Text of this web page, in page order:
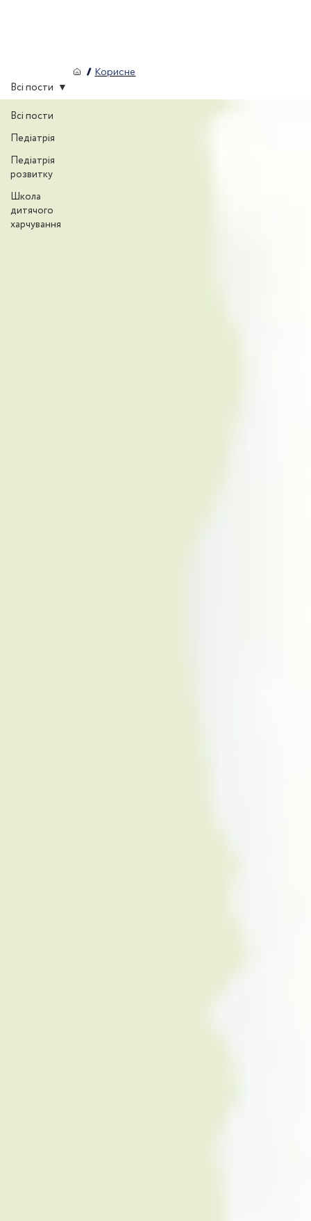
/ Корисне
Всі пости
Педіатрія
Педіатрія
розвитку
Школа
дитячого
харчування
Всі пости